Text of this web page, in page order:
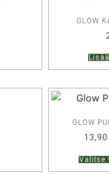
GLOW
GLOW
Valitse